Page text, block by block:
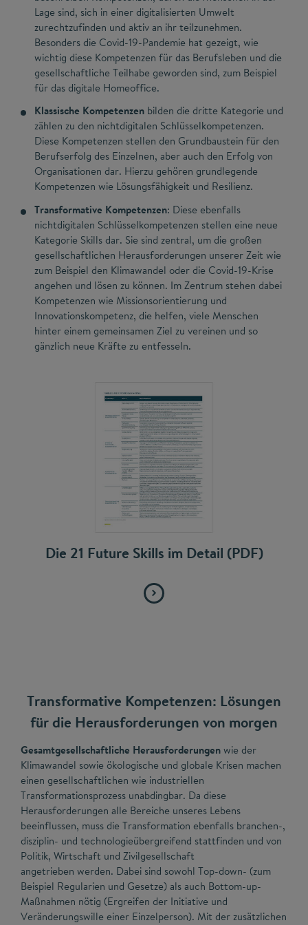
Lage sind, sich in einer digitalisierten Umwelt
zurechtzufinden und aktiv an ihr teilzunehmen.
Besonders die Covid-19-Pandemie hat gezeigt, wie
wichtig diese Kompetenzen für das Berufsleben und die
gesellschaftliche Teilhabe geworden sind, zum Beispiel
für das digitale Homeoffice.
Klassische Kompetenzen bilden die dritte Kategorie und
zählen zu den nichtdigitalen Schlüsselkompetenzen.
Diese Kompetenzen stellen den Grundbaustein für den
Berufserfolg des Einzelnen, aber auch den Erfolg von
Organisationen dar. Hierzu gehören grundlegende
Kompetenzen wie Lösungsfähigkeit und Resilienz.
Transformative Kompetenzen: Diese ebenfalls
nichtdigitalen Schlüsselkompetenzen stellen eine neue
Kategorie Skills dar. Sie sind zentral, um die großen
gesellschaftlichen Herausforderungen unserer Zeit wie
zum Beispiel den Klimawandel oder die Covid-19-Krise
angehen und lösen zu können. Im Zentrum stehen dabei
Kompetenzen wie Missionsorientierung und
Innovationskompetenz, die helfen, viele Menschen
hinter einem gemeinsamen Ziel zu vereinen und so
gänzlich neue Kräfte zu entfesseln.
Die 21 Future Skills im Detail (PDF)
Transformative Kompetenzen: Lösungen
für die Herausforderungen von morgen
Gesamtgesellschaftliche Herausforderungenwie der
Klimawandel sowie ökologische und globale Krisen machen
einen gesellschaftlichen wie industriellen
Transformationsprozess unabdingbar. Da diese
Herausforderungen alle Bereiche unseres Lebens
beeinflussen, muss die Transformation ebenfalls branchen-,
disziplin- und technologieübergreifend stattfinden und von
Politik, Wirtschaft und Zivilgesellschaft
angetrieben werden. Dabei sind sowohl Top-down- (zum
Beispiel Regularien und Gesetze) als auch Bottom-up-
Maßnahmen nötig (Ergreifen der Initiative und
Veränderungswille einer Einzelperson). Mit der zusätzlichen